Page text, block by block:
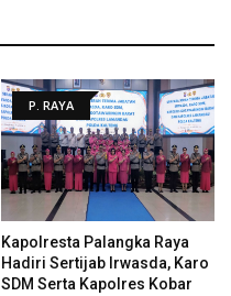
P. RAYA
Kapolresta Palangka Raya
Hadiri Sertijab Irwasda, Karo
SDM Serta Kapolres Kobar